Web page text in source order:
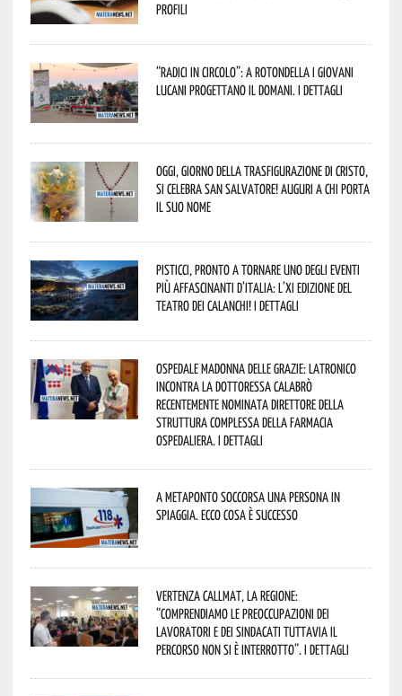
profili
“Radici in Circolo”: a Rotondella i giovani
lucani progettano il domani. I dettagli
Oggi, giorno della Trasfigurazione di Cristo,
si celebra San Salvatore! Auguri a chi porta
il suo nome
Pisticci, pronto a tornare uno degli eventi
più affascinanti d’Italia: l’XI edizione del
Teatro dei Calanchi! I dettagli
Ospedale Madonna delle Grazie: Latronico
incontra la dottoressa Calabrò
recentemente nominata Direttore della
Struttura Complessa della Farmacia
Ospedaliera. I dettagli
A Metaponto soccorsa una persona in
spiaggia. Ecco cosa è successo
Vertenza CallMat, la Regione:
“comprendiamo le preoccupazioni dei
lavoratori e dei sindacati tuttavia il
percorso non si è interrotto”. I dettagli